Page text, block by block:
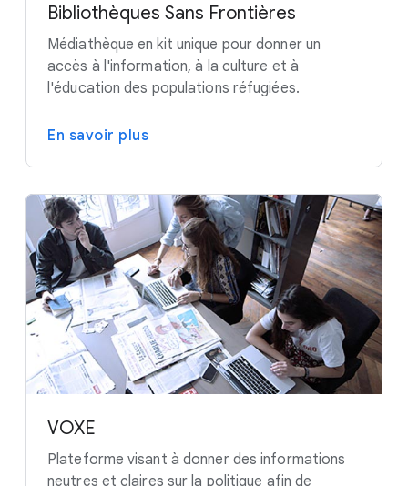
Bibliothèques Sans Frontières
Médiathèque en kit unique pour donner un
accès à l'information, à la culture et à
l'éducation des populations réfugiées.
En savoir plus
VOXE
Plateforme visant à donner des informations
neutres et claires sur la politique afin de